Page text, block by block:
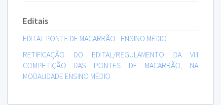
Editais
EDITAL PONTE DE MACARRÃO - ENSINO MÉDIO
RETIFICAÇÃO DO EDITAL/REGULAMENTO DA VIII
COMPETIÇÃO DAS PONTES DE MACARRÃO, NA
MODALIDADE ENSINO MÉDIO